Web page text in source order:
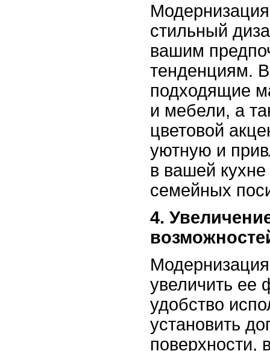
Модернизация
стильный
вашим
тенденциям.
подходящие
и мебели, а
цветовой
уютную и
в вашей
семейных
4.
увеличить ее
удобство
установить
поверхности,